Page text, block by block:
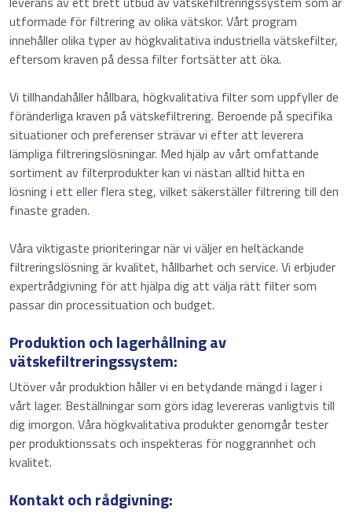
utformade för filtrering av olika vätskor. Vårt program
innehåller olika typer av högkvalitativa industriella vätskefilter,
eftersom kraven på dessa filter fortsätter att öka.
Vi tillhandahåller hållbara, högkvalitativa filter som uppfyller de
föränderliga kraven på vätskefiltrering. Beroende på specifika
situationer och preferenser strävar vi efter att leverera
lämpliga filtreringslösningar. Med hjälp av vårt omfattande
sortiment av filterprodukter kan vi nästan alltid hitta en
lösning i ett eller flera steg, vilket säkerställer filtrering till den
finaste graden.
Våra viktigaste prioriteringar när vi väljer en heltäckande
filtreringslösning är kvalitet, hållbarhet och service. Vi erbjuder
expertrådgivning för att hjälpa dig att välja rätt filter som
passar din processituation och budget.
Produktion och lagerhållning av
vätskefiltreringssystem:
Utöver vår produktion håller vi en betydande mängd i lager i
vårt lager. Beställningar som görs idag levereras vanligtvis till
dig imorgon. Våra högkvalitativa produkter genomgår tester
per produktionssats och inspekteras för noggrannhet och
kvalitet.
Kontakt och rådgivning: